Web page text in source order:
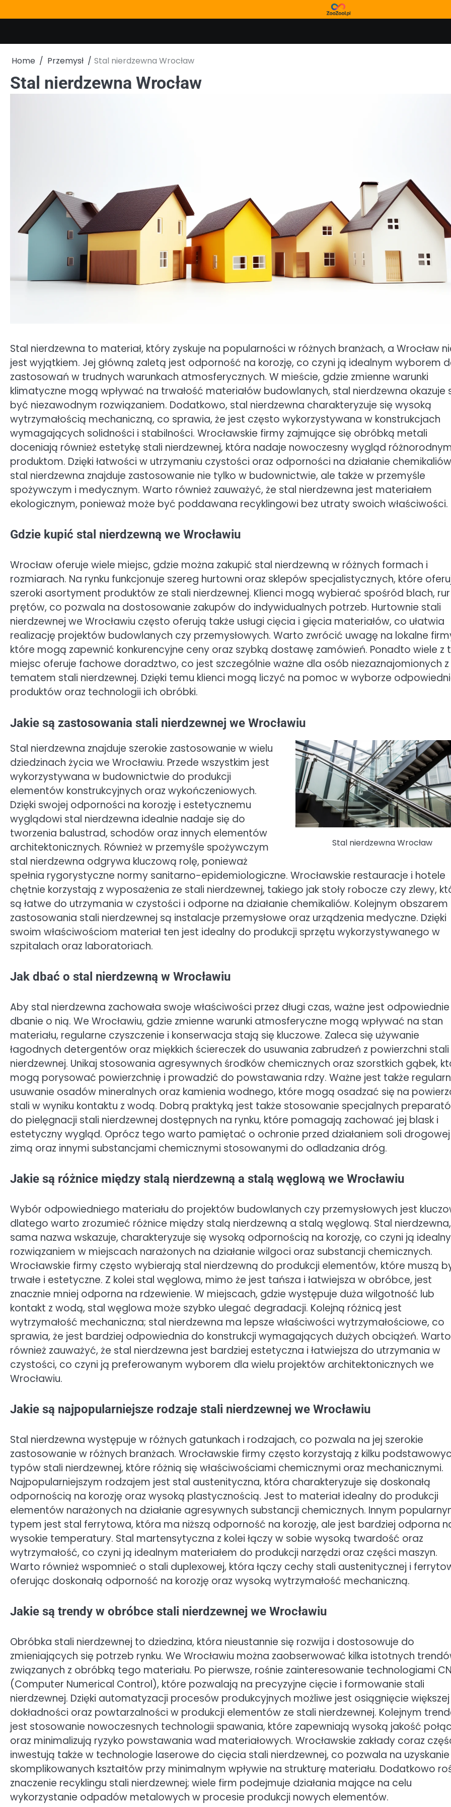
to
Home Przemysł Stal nierdzewna Wrocław
Stal nierdzewna Wrocław
Stal nierdzewna to materiał, który zyskuje na popularności w różnych branżach, a Wrocław
jest wyjątkiem. Jej główną zaletą jest odporność na korozję, co czyni ją idealnym wyborem
zastosowań w trudnych warunkach atmosferycznych. W mieście, gdzie zmienne warunki
klimatyczne mogą wpływać na trwałość materiałów budowlanych, stal nierdzewna okazuje
być niezawodnym rozwiązaniem. Dodatkowo, stal nierdzewna charakteryzuje się wysoką
wytrzymałością mechaniczną, co sprawia, że jest często wykorzystywana w konstrukcjach
wymagających solidności i stabilności. Wrocławskie firmy zajmujące się obróbką metali
doceniają również estetykę stali nierdzewnej, która nadaje nowoczesny wygląd
produktom. Dzięki łatwości w utrzymaniu czystości oraz odporności na działanie
stal nierdzewna znajduje zastosowanie nie tylko w budownictwie, ale także w przemyśle
spożywczym i medycznym. Warto również zauważyć, że stal nierdzewna jest materiałem
ekologicznym, ponieważ może być poddawana recyklingowi bez utraty swoich właściwości.
Gdzie kupić stal nierdzewną we Wrocławiu
Wrocław oferuje wiele miejsc, gdzie można zakupić stal nierdzewną w różnych formach i
rozmiarach. Na rynku funkcjonuje szereg hurtowni oraz sklepów specjalistycznych, które
szeroki asortyment produktów ze stali nierdzewnej. Klienci mogą wybierać spośród blach,
prętów, co pozwala na dostosowanie zakupów do indywidualnych potrzeb. Hurtownie stali
nierdzewnej we Wrocławiu często oferują także usługi cięcia i gięcia materiałów, co ułatwia
realizację projektów budowlanych czy przemysłowych. Warto zwrócić uwagę na lokalne
które mogą zapewnić konkurencyjne ceny oraz szybką dostawę zamówień. Ponadto wiele z
miejsc oferuje fachowe doradztwo, co jest szczególnie ważne dla osób niezaznajomionych z
tematem stali nierdzewnej. Dzięki temu klienci mogą liczyć na pomoc w wyborze
produktów oraz technologii ich obróbki.
Jakie są zastosowania stali nierdzewnej we Wrocławiu
Stal nierdzewna Wrocław
Stal nierdzewna znajduje szerokie zastosowanie w wielu
dziedzinach życia we Wrocławiu. Przede wszystkim jest
wykorzystywana w budownictwie do produkcji
elementów konstrukcyjnych oraz wykończeniowych.
Dzięki swojej odporności na korozję i estetycznemu
wyglądowi stal nierdzewna idealnie nadaje się do
tworzenia balustrad, schodów oraz innych elementów
architektonicznych. Również w przemyśle spożywczym
stal nierdzewna odgrywa kluczową rolę, ponieważ
spełnia rygorystyczne normy sanitarno-epidemiologiczne. Wrocławskie restauracje i hotele
chętnie korzystają z wyposażenia ze stali nierdzewnej, takiego jak stoły robocze czy zlewy,
są łatwe do utrzymania w czystości i odporne na działanie chemikaliów. Kolejnym obszarem
zastosowania stali nierdzewnej są instalacje przemysłowe oraz urządzenia medyczne. Dzięki
swoim właściwościom materiał ten jest idealny do produkcji sprzętu wykorzystywanego w
szpitalach oraz laboratoriach.
Jak dbać o stal nierdzewną w Wrocławiu
Aby stal nierdzewna zachowała swoje właściwości przez długi czas, ważne jest odpowiednie
dbanie o nią. We Wrocławiu, gdzie zmienne warunki atmosferyczne mogą wpływać na stan
materiału, regularne czyszczenie i konserwacja stają się kluczowe. Zaleca się używanie
łagodnych detergentów oraz miękkich ściereczek do usuwania zabrudzeń z powierzchni stali
nierdzewnej. Unikaj stosowania agresywnych środków chemicznych oraz szorstkich gąbek,
mogą porysować powierzchnię i prowadzić do powstawania rdzy. Ważne jest także
usuwanie osadów mineralnych oraz kamienia wodnego, które mogą osadzać się na
stali w wyniku kontaktu z wodą. Dobrą praktyką jest także stosowanie specjalnych
do pielęgnacji stali nierdzewnej dostępnych na rynku, które pomagają zachować jej blask i
estetyczny wygląd. Oprócz tego warto pamiętać o ochronie przed działaniem soli drogowej
zimą oraz innymi substancjami chemicznymi stosowanymi do odladzania dróg.
Jakie są różnice między stalą nierdzewną a stalą węglową we Wrocławiu
Wybór odpowiedniego materiału do projektów budowlanych czy przemysłowych jest
dlatego warto zrozumieć różnice między stalą nierdzewną a stalą węglową. Stal
sama nazwa wskazuje, charakteryzuje się wysoką odpornością na korozję, co czyni ją
rozwiązaniem w miejscach narażonych na działanie wilgoci oraz substancji chemicznych.
Wrocławskie firmy często wybierają stal nierdzewną do produkcji elementów, które muszą
trwałe i estetyczne. Z kolei stal węglowa, mimo że jest tańsza i łatwiejsza w obróbce, jest
znacznie mniej odporna na rdzewienie. W miejscach, gdzie występuje duża wilgotność lub
kontakt z wodą, stal węglowa może szybko ulegać degradacji. Kolejną różnicą jest
wytrzymałość mechaniczna; stal nierdzewna ma lepsze właściwości wytrzymałościowe, co
sprawia, że jest bardziej odpowiednia do konstrukcji wymagających dużych obciążeń. Warto
również zauważyć, że stal nierdzewna jest bardziej estetyczna i łatwiejsza do utrzymania w
czystości, co czyni ją preferowanym wyborem dla wielu projektów architektonicznych we
Wrocławiu.
Jakie są najpopularniejsze rodzaje stali nierdzewnej we Wrocławiu
Stal nierdzewna występuje w różnych gatunkach i rodzajach, co pozwala na jej szerokie
zastosowanie w różnych branżach. Wrocławskie firmy często korzystają z kilku
typów stali nierdzewnej, które różnią się właściwościami chemicznymi oraz mechanicznymi.
Najpopularniejszym rodzajem jest stal austenityczna, która charakteryzuje się doskonałą
odpornością na korozję oraz wysoką plastycznością. Jest to materiał idealny do produkcji
elementów narażonych na działanie agresywnych substancji chemicznych. Innym
typem jest stal ferrytowa, która ma niższą odporność na korozję, ale jest bardziej odporna
wysokie temperatury. Stal martensytyczna z kolei łączy w sobie wysoką twardość oraz
wytrzymałość, co czyni ją idealnym materiałem do produkcji narzędzi oraz części maszyn.
Warto również wspomnieć o stali duplexowej, która łączy cechy stali austenitycznej i
oferując doskonałą odporność na korozję oraz wysoką wytrzymałość mechaniczną.
Jakie są trendy w obróbce stali nierdzewnej we Wrocławiu
Obróbka stali nierdzewnej to dziedzina, która nieustannie się rozwija i dostosowuje do
zmieniających się potrzeb rynku. We Wrocławiu można zaobserwować kilka istotnych
związanych z obróbką tego materiału. Po pierwsze, rośnie zainteresowanie technologiami
(Computer Numerical Control), które pozwalają na precyzyjne cięcie i formowanie stali
nierdzewnej. Dzięki automatyzacji procesów produkcyjnych możliwe jest osiągnięcie większej
dokładności oraz powtarzalności w produkcji elementów ze stali nierdzewnej. Kolejnym
jest stosowanie nowoczesnych technologii spawania, które zapewniają wysoką jakość
oraz minimalizują ryzyko powstawania wad materiałowych. Wrocławskie zakłady coraz
inwestują także w technologie laserowe do cięcia stali nierdzewnej, co pozwala na uzyskanie
skomplikowanych kształtów przy minimalnym wpływie na strukturę materiału. Dodatkowo
znaczenie recyklingu stali nierdzewnej; wiele firm podejmuje działania mające na celu
wykorzystanie odpadów metalowych w procesie produkcji nowych elementów.